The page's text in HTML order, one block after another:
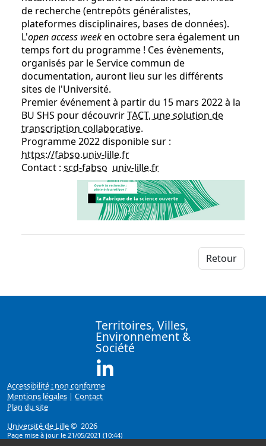
de recherche (entrepôts généralistes,
plateformes disciplinaires, bases de données).
L'open access weeken octobre sera également un
temps fort du programme ! Ces évènements,
organisés par le Service commun de
documentation, auront lieu sur les différents
sites de l'Université.
Premier événement à partir du 15 mars 2022 à la
BU SHS pour découvrirTACT, une solution de
transcription collaborative.
Programme 2022 disponible sur :
https://fabso.univ-lille.fr
Contact : scd-fabso univ-lille.fr
Retour
Territoires, Villes,
Environnement &
Société
Accessibilité : non conforme
Mentions légales | Contact
Plan du site
Université de Lille© 2026
Page mise à jour le 21/05/2021 (10:44)